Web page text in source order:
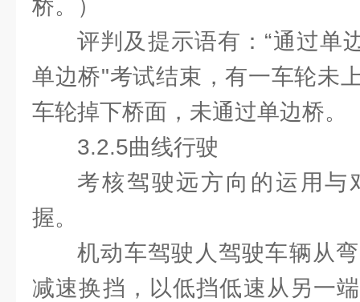
桥。）
评判及提示语有：“通过单
单边桥"考试结束，有一车轮未
车轮掉下桥面，未通过单边桥。
3.2.5曲线行驶
考核驾驶远方向的运用与
握。
机动车驾驶人驾驶车辆从
减速换挡，以低挡低速从另一